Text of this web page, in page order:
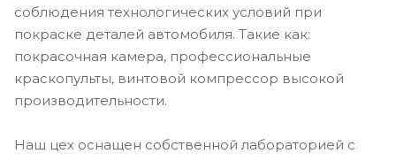
соблюдения технологических условий при
покраске деталей автомобиля. Такие как:
покрасочная камера, профессиональные
краскопульты, винтовой компрессор высокой
производительности.
Наш цех оснащен собственной лабораторией с